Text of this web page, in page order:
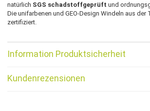
natürlich SGS schadstoffgeprüft und
Die unifarbenen und GEO-Design Windeln aus der
zertifiziert.
Information Produktsicherheit
Kundenrezensionen